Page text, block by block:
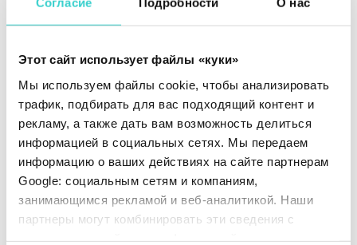
Этот сайт использует файлы «куки»
Мы используем файлы cookie, чтобы анализировать
трафик, подбирать для вас подходящий контент и
рекламу, а также дать вам возможность делиться
информацией в социальных сетях. Мы передаем
информацию о ваших действиях на сайте партнерам
Google: социальным сетям и компаниям,
занимающимся рекламой и веб-аналитикой. Наши
партнеры могут комбинировать эти сведения с
точностью 99,7%. Каждое протестированное
устройство получает сертификат, который можно
использовать при продаже на маркетплейсах,
Refurbed.
Попробуйте NSYS Diagnostics, чтобы
оптимизировать и масштабировать процесс
тестирования смартфонов!